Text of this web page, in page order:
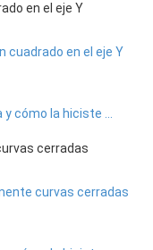
en el eje Y
cuadrado en el eje Y
cómo la hiciste ...
cerradas
curvas cerradas